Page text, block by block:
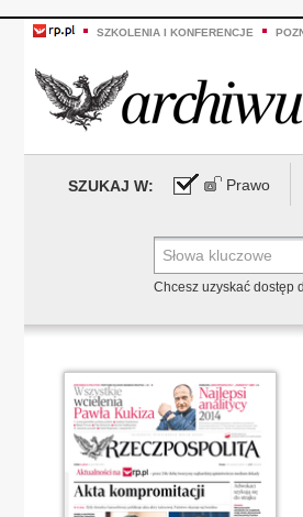
SZKOLENIA I KONFERENCJE
SZUKAJ W: Prawo
Chcesz uzyskać dostęp